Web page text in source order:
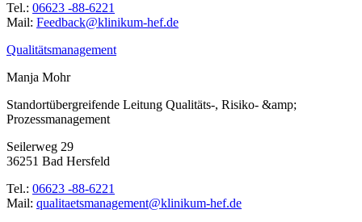
Tel.: 06623 -88-6221
Mail: ed.feh-mukinilk@kcabdeeF
Qualitätsmanagement
Manja Mohr
Standortübergreifende Leitung Qualitäts-, Risiko- &amp;
Prozessmanagement
Seilerweg 29
36251 Bad Hersfeld
Tel.: 06623 -88-6221
Mail: ed.feh-mukinilk@tnemeganamsteatilauq